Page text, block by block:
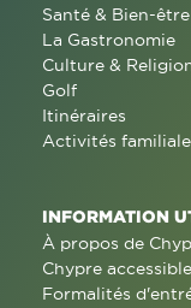
Santé & Bien-être
La Gastronomie
Culture &
Golf
Itinéraires
Activités
INFORMATION
À propos de
Chypre accessible
Formalités